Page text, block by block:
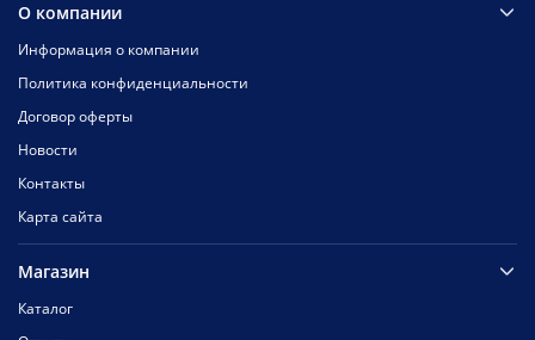
О компании
Информация о компании
Политика конфиденциальности
Договор оферты
Новости
Контакты
Карта сайта
Магазин
Каталог